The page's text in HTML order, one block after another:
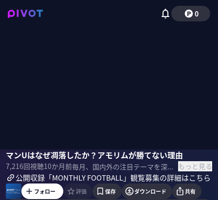
0
マンUはなぜ凋落したか？アモリムが勝てない理由
7,216回視聴10か月前 毎月、国内外の注目テーマを深掘りする「マンスリー・フットボール」。今月は、マンチェスターUの凋落、森保ジャパンの現状と不安、カキーノ移籍情報の振り返りなどをテーマに徹底議論。 公開収録イベント「MONTHLY FOOTBALL」観覧募集 日程：2025年10月28日（火） もっと見る
Leothefootballミムラユウスケ垣内一之木崎伸也佐々木紀彦
公開収録「MONTHLY FOOTBALL」観覧募集の詳細はこちら
フォロー 評価 保存 ダウンロード 共有